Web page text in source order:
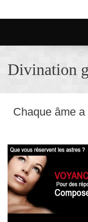
Divination
Chaque âme